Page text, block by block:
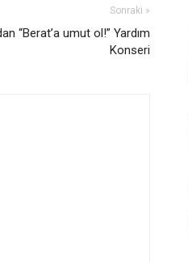
Sonraki »
“Berat’a umut ol!” Yardım
Konseri